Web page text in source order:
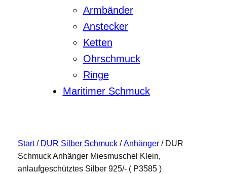
Armbänder
Anstecker
Ketten
Ohrschmuck
Ringe
Maritimer Schmuck
Start/ DUR Silber Schmuck/Anhänger/ DUR
Schmuck Anhänger Miesmuschel Klein,
anlaufgeschütztes Silber 925/- ( P3585 )